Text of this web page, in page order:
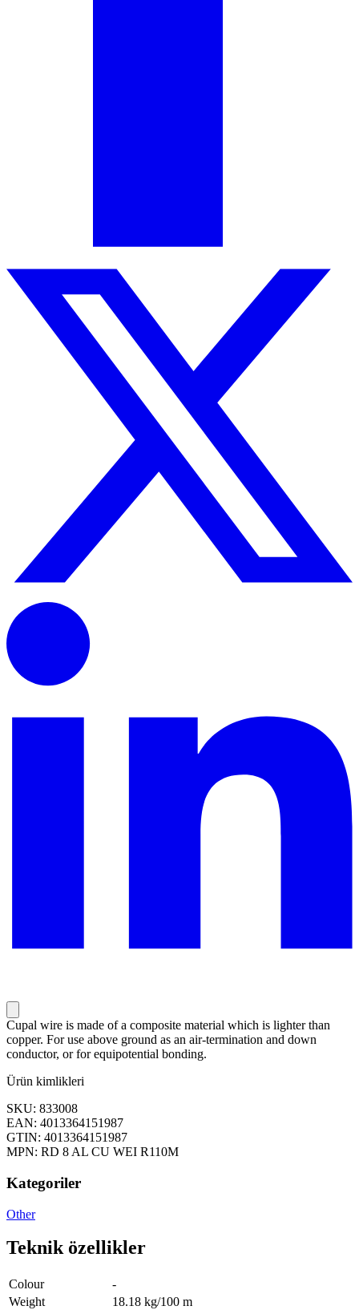
Cupal wire is made of a composite material which is lighter than
copper. For use above ground as an air-termination and down
conductor, or for equipotential bonding.
Ürün kimlikleri
SKU: 833008
EAN: 4013364151987
GTIN: 4013364151987
MPN: RD 8 AL CU WEI R110M
Kategoriler
Other
Teknik özellikler
Colour
-
Weight
18.18 kg/100 m